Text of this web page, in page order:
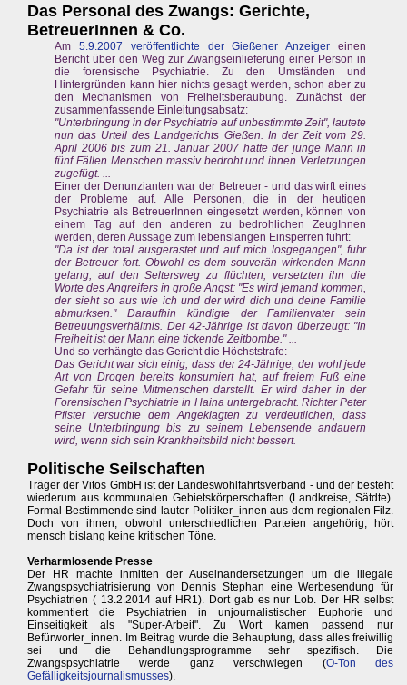
Das Personal des Zwangs: Gerichte,
BetreuerInnen & Co.
Am 5.9.2007 veröffentlichte der Gießener Anzeiger einen
Bericht über den Weg zur Zwangseinlieferung einer Person in
die forensische Psychiatrie. Zu den Umständen und
Hintergründen kann hier nichts gesagt werden, schon aber zu
den Mechanismen von Freiheitsberaubung. Zunächst der
zusammenfassende Einleitungsabsatz:
"Unterbringung in der Psychiatrie auf unbestimmte Zeit", lautete
nun das Urteil des Landgerichts Gießen. In der Zeit vom 29.
April 2006 bis zum 21. Januar 2007 hatte der junge Mann in
fünf Fällen Menschen massiv bedroht und ihnen Verletzungen
zugefügt. ...
Einer der Denunzianten war der Betreuer - und das wirft eines
der Probleme auf. Alle Personen, die in der heutigen
Psychiatrie als BetreuerInnen eingesetzt werden, können von
einem Tag auf den anderen zu bedrohlichen ZeugInnen
werden, deren Aussage zum lebenslangen Einsperren führt:
"Da ist der total ausgerastet und auf mich losgegangen", fuhr
der Betreuer fort. Obwohl es dem souverän wirkenden Mann
gelang, auf den Seltersweg zu flüchten, versetzten ihn die
Worte des Angreifers in große Angst: "Es wird jemand kommen,
der sieht so aus wie ich und der wird dich und deine Familie
abmurksen." Daraufhin kündigte der Familienvater sein
Betreuungsverhältnis. Der 42-Jährige ist davon überzeugt: "In
Freiheit ist der Mann eine tickende Zeitbombe." ...
Und so verhängte das Gericht die Höchststrafe:
Das Gericht war sich einig, dass der 24-Jährige, der wohl jede
Art von Drogen bereits konsumiert hat, auf freiem Fuß eine
Gefahr für seine Mitmenschen darstellt. Er wird daher in der
Forensischen Psychiatrie in Haina untergebracht. Richter Peter
Pfister versuchte dem Angeklagten zu verdeutlichen, dass
seine Unterbringung bis zu seinem Lebensende andauern
wird, wenn sich sein Krankheitsbild nicht bessert.
Politische Seilschaften
Träger der Vitos GmbH ist der Landeswohlfahrtsverband - und der besteht
wiederum aus kommunalen Gebietskörperschaften (Landkreise, Sätdte).
Formal Bestimmende sind lauter Politiker_innen aus dem regionalen Filz.
Doch von ihnen, obwohl unterschiedlichen Parteien angehörig, hört
mensch bislang keine kritischen Töne.
Verharmlosende Presse
Der HR machte inmitten der Auseinandersetzungen um die illegale
Zwangspsychiatrisierung von Dennis Stephan eine Werbesendung für
Psychiatrien ( 13.2.2014 auf HR1). Dort gab es nur Lob. Der HR selbst
kommentiert die Psychiatrien in unjournalistischer Euphorie und
Einseitigkeit als "Super-Arbeit". Zu Wort kamen passend nur
Befürworter_innen. Im Beitrag wurde die Behauptung, dass alles freiwillig
sei und die Behandlungsprogramme sehr spezifisch. Die
Zwangspsychiatrie werde ganz verschwiegen (O-Ton des
Gefälligkeitsjournalismusses).